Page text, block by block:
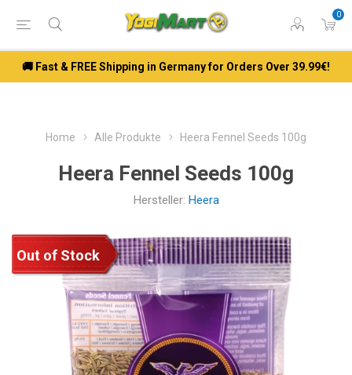
0
🚚 Fast & FREE Shipping in Germany for Orders Over 39.99€!
Home Alle Produkte Heera Fennel Seeds 100g
Heera Fennel Seeds 100g
Hersteller: Heera
Out of Stock